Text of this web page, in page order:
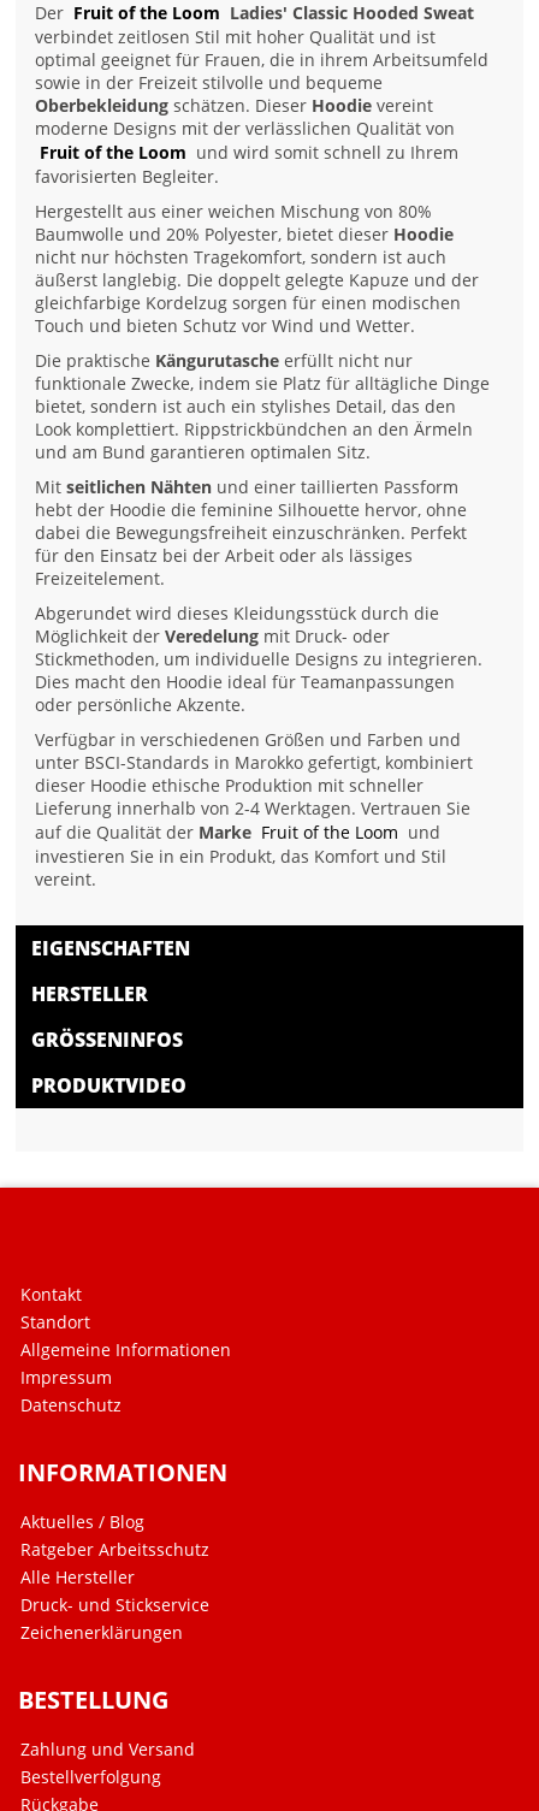
Der Fruit of the Loom Ladies' Classic Hooded Sweat
verbindet zeitlosen Stil mit hoher Qualität und ist
optimal geeignet für Frauen, die in ihrem Arbeitsumfeld
sowie in der Freizeit stilvolle und bequeme
Oberbekleidung schätzen. Dieser Hoodie vereint
moderne Designs mit der verlässlichen Qualität von
Fruit of the Loom und wird somit schnell zu Ihrem
favorisierten Begleiter.
Hergestellt aus einer weichen Mischung von 80%
Baumwolle und 20% Polyester, bietet dieser Hoodie
nicht nur höchsten Tragekomfort, sondern ist auch
äußerst langlebig. Die doppelt gelegte Kapuze und der
gleichfarbige Kordelzug sorgen für einen modischen
Touch und bieten Schutz vor Wind und Wetter.
Die praktische Kängurutasche erfüllt nicht nur
funktionale Zwecke, indem sie Platz für alltägliche Dinge
bietet, sondern ist auch ein stylishes Detail, das den
Look komplettiert. Rippstrickbündchen an den Ärmeln
und am Bund garantieren optimalen Sitz.
Mitseitlichen Nähten und einer taillierten Passform
hebt der Hoodie die feminine Silhouette hervor, ohne
dabei die Bewegungsfreiheit einzuschränken. Perfekt
für den Einsatz bei der Arbeit oder als lässiges
Freizeitelement.
Abgerundet wird dieses Kleidungsstück durch die
Möglichkeit derVeredelung mit Druck- oder
Stickmethoden, um individuelle Designs zu integrieren.
Dies macht den Hoodie ideal für Teamanpassungen
oder persönliche Akzente.
Verfügbar in verschiedenen Größen und Farben und
unter BSCI-Standards in Marokko gefertigt, kombiniert
dieser Hoodie ethische Produktion mit schneller
Lieferung innerhalb von 2-4 Werktagen. Vertrauen Sie
auf die Qualität der Marke Fruit of the Loom und
investieren Sie in ein Produkt, das Komfort und Stil
vereint.
EIGENSCHAFTEN
HERSTELLER
GRÖSSENINFOS
PRODUKTVIDEO
Kontakt
Standort
Allgemeine Informationen
Impressum
Datenschutz
INFORMATIONEN
Aktuelles / Blog
Ratgeber Arbeitsschutz
Alle Hersteller
Druck- und Stickservice
Zeichenerklärungen
BESTELLUNG
Zahlung und Versand
Bestellverfolgung
Rückgabe